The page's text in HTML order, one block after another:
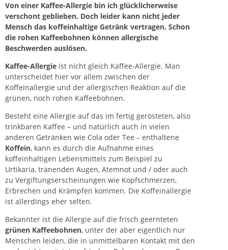
Von einer Kaffee-Allergie bin ich glücklicherweise
verschont geblieben. Doch leider kann nicht jeder
Mensch das koffeinhaltige Getränk vertragen. Schon
die rohen Kaffeebohnen können allergische
Beschwerden auslösen.
Kaffee-Allergie ist nicht gleich Kaffee-Allergie. Man
unterscheidet hier vor allem zwischen der
Koffeinallergie und der allergischen Reaktion auf die
grünen, noch rohen Kaffeebohnen.
Besteht eine Allergie auf das im fertig gerösteten, also
trinkbaren Kaffee – und natürlich auch in vielen
anderen Getränken wie Cola oder Tee – enthaltene
Koffein, kann es durch die Aufnahme eines
koffeinhaltigen Lebensmittels zum Beispiel zu
Urtikaria, tränenden Augen, Atemnot und / oder auch
zu Vergiftungserscheinungen wie Kopfschmerzen,
Erbrechen und Krämpfen kommen. Die Koffeinallergie
ist allerdings eher selten.
Bekannter ist die Allergie auf die frisch geernteten
grünen Kaffeebohnen, unter der aber eigentlich nur
Menschen leiden, die in unmittelbaren Kontakt mit den